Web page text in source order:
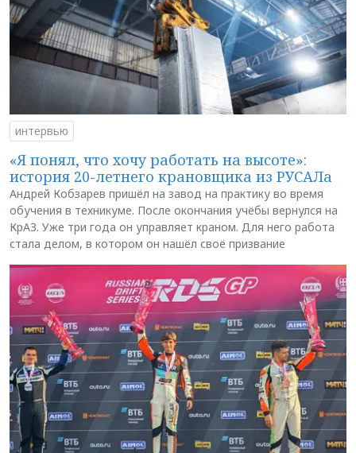
интервью
«Я понял, что хочу работать на высоте»:
история 20-летнего крановщика из РУСАЛа
Андрей Кобзарев пришёл на завод на практику во время
обучения в техникуме. После окончания учёбы вернулся на
КрАЗ. Уже три года он управляет краном. Для него работа
стала делом, в котором он нашёл своё призвание